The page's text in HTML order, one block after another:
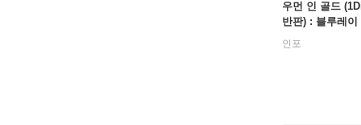
우먼 인 골드
반판) : 블루레이
인포